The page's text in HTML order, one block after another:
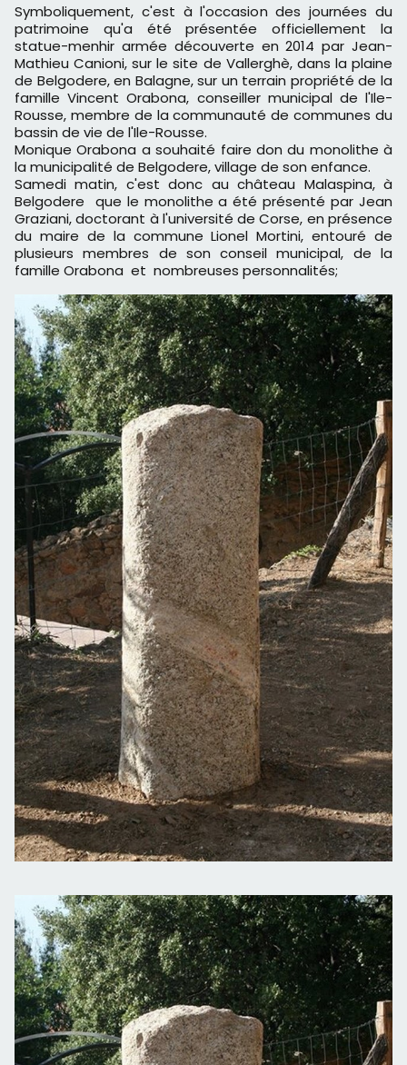
Symboliquement, c'est à l'occasion des journées du
patrimoine qu'a été présentée officiellement la
statue-menhir armée découverte en 2014 par Jean-
Mathieu Canioni, sur le site de Vallerghè, dans la plaine
de Belgodere, en Balagne, sur un terrain propriété de la
famille Vincent Orabona, conseiller municipal de l'Ile-
Rousse, membre de la communauté de communes du
bassin de vie de l'Ile-Rousse.
Monique Orabona a souhaité faire don du monolithe à
la municipalité de Belgodere, village de son enfance.
Samedi matin, c'est donc au château Malaspina, à
Belgodere que le monolithe a été présenté par Jean
Graziani, doctorant à l'université de Corse, en présence
du maire de la commune Lionel Mortini, entouré de
plusieurs membres de son conseil municipal, de la
famille Orabona et nombreuses personnalités;